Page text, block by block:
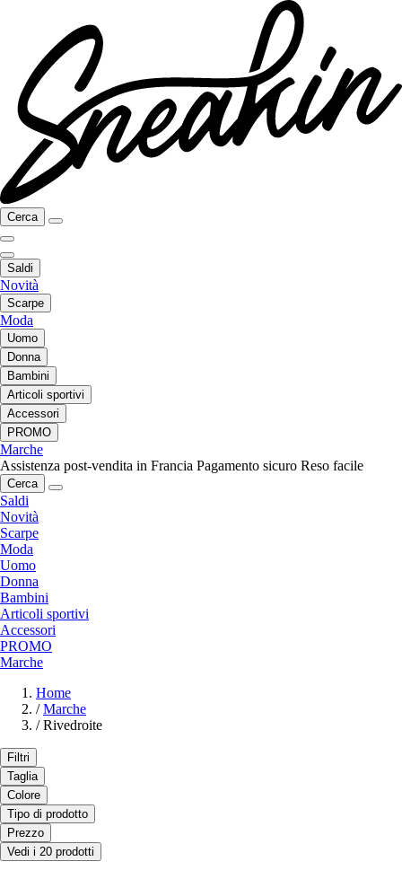
Cerca
Saldi
Novità
Scarpe
Moda
Uomo
Donna
Bambini
Articoli sportivi
Accessori
PROMO
Marche
Assistenza post-vendita in Francia Pagamento sicuro Reso facile
Cerca
Saldi
Novità
Scarpe
Moda
Uomo
Donna
Bambini
Articoli sportivi
Accessori
PROMO
Marche
Home
/ Marche
/ Rivedroite
Filtri
Taglia
Colore
Tipo di prodotto
Prezzo
Vedi i 20 prodotti